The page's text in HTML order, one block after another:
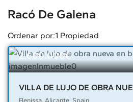
Racó De Galena
1 Propiedad
Ordenar por:
2.600.000€
Benissa, Alicante, Spain